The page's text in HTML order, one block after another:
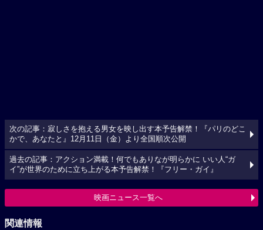
次の記事：寂しさを抱える男女を映し出す本予告解禁！『パリのどこ
かで、あなたと』12月11日（金）より全国順次公開
過去の記事：アクション満載！何でもありなが明らかに いい人“ガ
イ”が世界のために立ち上がる本予告解禁！『フリー・ガイ』
映画ニュース一覧へ
関連情報